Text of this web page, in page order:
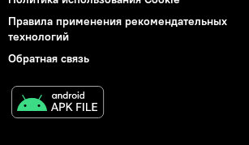
Правила применения рекомендательных
технологий
Обратная связь